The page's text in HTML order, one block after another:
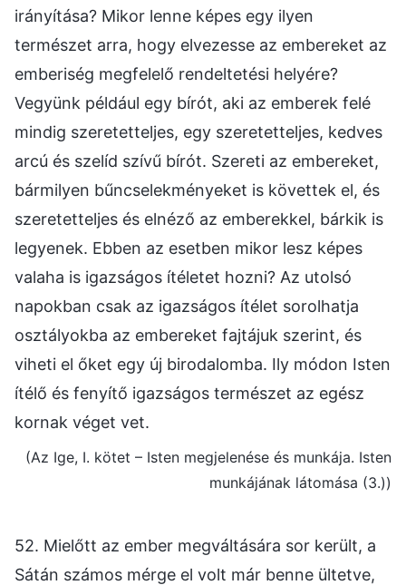
irányítása? Mikor lenne képes egy ilyen
természet arra, hogy elvezesse az embereket az
emberiség megfelelő rendeltetési helyére?
Vegyünk például egy bírót, aki az emberek felé
mindig szeretetteljes, egy szeretetteljes, kedves
arcú és szelíd szívű bírót. Szereti az embereket,
bármilyen bűncselekményeket is követtek el, és
szeretetteljes és elnéző az emberekkel, bárkik is
legyenek. Ebben az esetben mikor lesz képes
valaha is igazságos ítéletet hozni? Az utolsó
napokban csak az igazságos ítélet sorolhatja
osztályokba az embereket fajtájuk szerint, és
viheti el őket egy új birodalomba. Ily módon Isten
ítélő és fenyítő igazságos természet az egész
kornak véget vet.
(Az Ige, I. kötet – Isten megjelenése és munkája. Isten
munkájának látomása (3.))
52. Mielőtt az ember megváltására sor került, a
Sátán számos mérge el volt már benne ültetve,